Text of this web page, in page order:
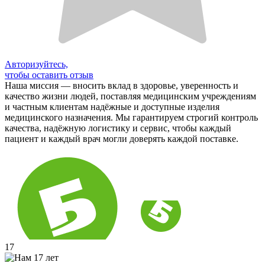
Авторизуйтесь,
чтобы оставить отзыв
Наша миссия — вносить вклад в здоровье, уверенность и
качество жизни людей, поставляя медицинским учреждениям
и частным клиентам надёжные и доступные изделия
медицинского назначения. Мы гарантируем строгий контроль
качества, надёжную логистику и сервис, чтобы каждый
пациент и каждый врач могли доверять каждой поставке.
17